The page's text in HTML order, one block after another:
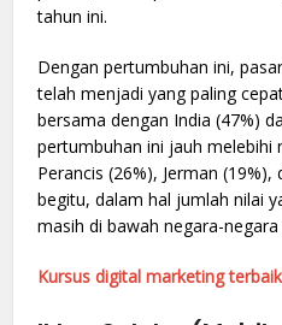
tahun ini.
Dengan pertumbuhan ini,
telah menjadi yang paling
bersama dengan India (47%)
pertumbuhan ini jauh melebihi
Perancis (26%), Jerman (19%),
begitu, dalam hal jumlah nilai
masih di bawah negara-negara
Kursus digital marketing terbaik